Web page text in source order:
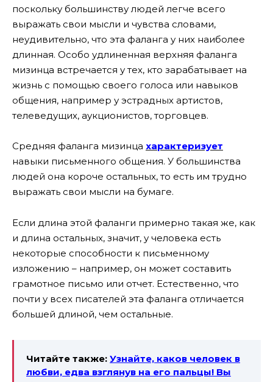
поскольку большинству людей легче всего
выражать свои мысли и чувства словами,
неудивительно, что эта фаланга у них наиболее
длинная. Особо удлиненная верхняя фаланга
мизинца встречается у тех, кто зарабатывает на
жизнь с помощью своего голоса или навыков
общения, например у эстрадных артистов,
телеведущих, аукционистов, торговцев.
Средняя фаланга мизинца характеризует
навыки письменного общения. У большинства
людей она короче остальных, то есть им трудно
выражать свои мысли на бумаге.
Если длина этой фаланги примерно такая же, как
и длина остальных, значит, у человека есть
некоторые способности к письменному
изложению – например, он может составить
грамотное письмо или отчет. Естественно, что
почти у всех писателей эта фаланга отличается
большей длиной, чем остальные.
Читайте также: Узнайте, каков человек в
любви, едва взглянув на его пальцы! Вы